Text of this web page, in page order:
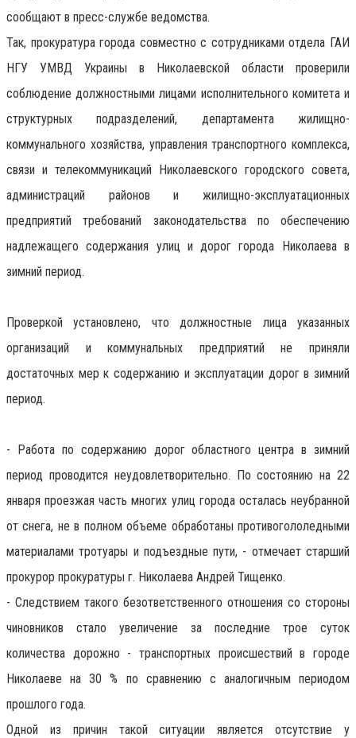
сообщают в пресс-службе ведомства.
Так, прокуратура города совместно с сотрудниками отдела ГАИ
НГУ УМВД Украины в Николаевской области проверили
соблюдение должностными лицами исполнительного комитета и
структурных подразделений, департамента жилищно-
коммунального хозяйства, управления транспортного комплекса,
связи и телекоммуникаций Николаевского городского совета,
администраций районов и жилищно-эксплуатационных
предприятий требований законодательства по обеспечению
надлежащего содержания улиц и дорог города Николаева в
зимний период.
Проверкой установлено, что должностные лица указанных
организаций и коммунальных предприятий не приняли
достаточных мер к содержанию и эксплуатации дорог в зимний
период.
- Работа по содержанию дорог областного центра в зимний
период проводится неудовлетворительно. По состоянию на 22
января проезжая часть многих улиц города осталась неубранной
от снега, не в полном объеме обработаны противогололедными
материалами тротуары и подъездные пути, - отмечает старший
прокурор прокуратуры г. Николаева Андрей Тищенко.
- Следствием такого безответственного отношения со стороны
чиновников стало увеличение за последние трое суток
количества дорожно - транспортных происшествий в городе
Николаеве на 30 % по сравнению с аналогичным периодом
прошлого года.
Одной из причин такой ситуации является отсутствие у